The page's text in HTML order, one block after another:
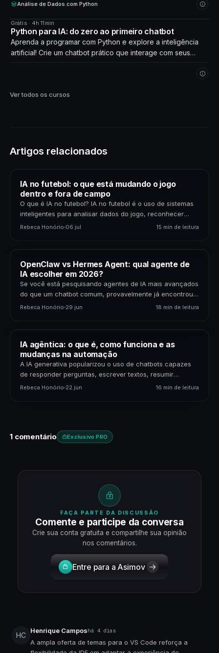
Análise de Dados com Python
CURSO
Grátis · 4h 11min
Python para IA: do zero ao primeiro chatbot
Aprenda a programar com Python e explore a inteligência
artificial! Crie um chatbot prático que interage com seus
Ver todos os cursos
Artigos relacionados
IA no futebol: o que está mudando o jogo
dentro e fora de campo
O que é IA no futebol? IA no futebol é o uso de sistemas
inteligentes para analisar dados do jogo, reconhecer
padrões, gerar previsões,…
Rebeca Honório 06 jul 15 min de leitura
OpenClaw vs Hermes Agent: qual agente de
IA escolher em 2026?
Se você está pesquisando agentes de IA mais avançados
do que um chatbot comum, provavelmente já encontrou
dois nomes: OpenClaw e Hermes Agent. Os…
Rebeca Honório 29 jun 18 min de leitura
IA agêntica: o que é, como funciona e as
mudanças na automação
A IA generativa popularizou o uso de chatbots capazes
de responder perguntas, escrever textos, resumir
documentos e gerar código. Mas uma nova etapa da…
Rebeca Honório 22 jun 16 min de leitura
1 comentário Exclusivo PRO
FAÇA PARTE DA DISCUSSÃO
Comente e participe da conversa
Crie sua conta gratuita e compartilhe sua opinião
nos comentários.
Entre para a Asimov
HC
Henrique Camposhá 4 dias
A ampla oferta de temas para o VS Code reforça a